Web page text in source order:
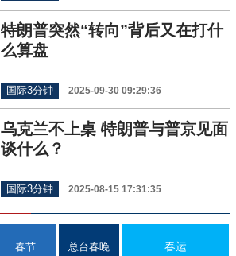
特朗普突然“转向”背后又在打什
么算盘
国际3分钟 2025-09-30 09:29:36
乌克兰不上桌 特朗普与普京见面
谈什么？
国际3分钟 2025-08-15 17:31:35
春节 总台春晚 春运